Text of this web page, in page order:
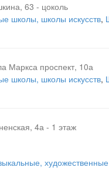
63 - цоколь
школы, школы искусств,
Маркса проспект, 10а
школы, школы искусств,
4а - 1 этаж